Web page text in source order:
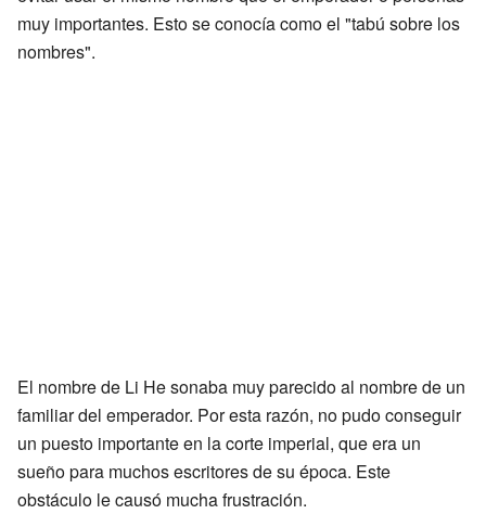
muy importantes. Esto se conocía como el "tabú sobre los
nombres".
El nombre de Li He sonaba muy parecido al nombre de un
familiar del emperador. Por esta razón, no pudo conseguir
un puesto importante en la corte imperial, que era un
sueño para muchos escritores de su época. Este
obstáculo le causó mucha frustración.